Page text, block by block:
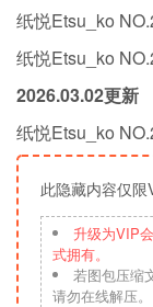
纸悦Etsu_ko
纸悦Etsu_ko
2026.03.02更新
纸悦Etsu_ko
此隐藏内容仅限
升级为VIP
式拥有。
若图包压缩
请勿在线解压。